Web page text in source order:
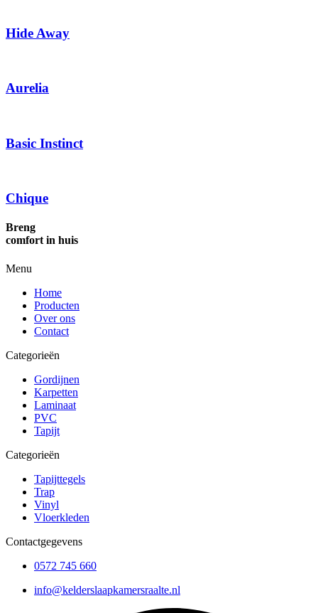
Hide Away
Aurelia
Basic Instinct
Chique
Breng
comfort in huis
Menu
Home
Producten
Over ons
Contact
Categorieën
Gordijnen
Karpetten
Laminaat
PVC
Tapijt
Categorieën
Tapijttegels
Trap
Vinyl
Vloerkleden
Contactgegevens
0572 745 660
info@kelderslaapkamersraalte.nl